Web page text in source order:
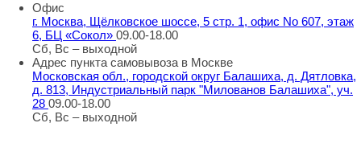
Офис
г. Москва, Щёлковское шоссе, 5 стр. 1, офис No 607, этаж
6, БЦ «Сокол» 09.00-18.00
Сб, Вс – выходной
Адрес пункта самовывоза в Москве
Московская обл., городской округ Балашиха, д. Дятловка,
д. 813, Индустриальный парк "Милованов Балашиха", уч.
28 09.00-18.00
Сб, Вс – выходной